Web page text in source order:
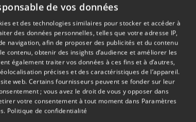
beaucoup de temps et d’énergie au
plus de disponibilité auprès de ma famille”,
le dessin, Brigitte Simal a envie de nouvelles
de vos données
et des technologies similaires pour stocker et accéder à
des données personnelles, telles que votre adresse IP,
navigation, afin de proposer des publicités et du contenu
contenu, obtenir des insights d’audience et améliorer les
également traiter vos données à ces fins et à d’autres,
précises et des caractéristiques de l’appareil.
web. Certains fournisseurs peuvent se fonder sur leur
; vous avez le droit de vous y opposer dans
votre consentement à tout moment dans Paramètres
. Politique de confidentialité